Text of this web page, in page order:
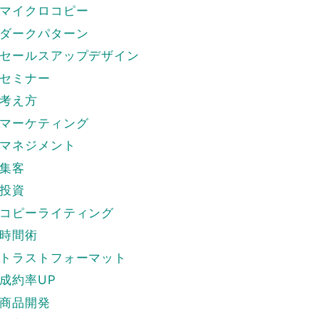
マイクロコピー
ダークパターン
セールスアップデザイン
セミナー
考え方
マーケティング
マネジメント
集客
投資
コピーライティング
時間術
トラストフォーマット
成約率UP
商品開発